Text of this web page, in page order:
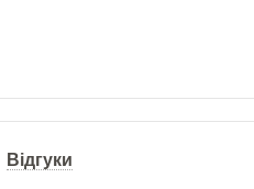
Відгуки